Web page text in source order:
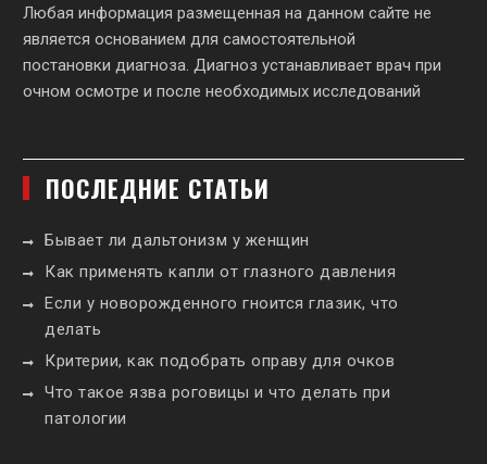
Любая информация размещенная на данном сайте не
является основанием для самостоятельной
постановки диагноза. Диагноз устанавливает врач при
очном осмотре и после необходимых исследований
ПОСЛЕДНИЕ СТАТЬИ
Бывает ли дальтонизм у женщин
Как применять капли от глазного давления
Если у новорожденного гноится глазик, что
делать
Критерии, как подобрать оправу для очков
Что такое язва роговицы и что делать при
патологии